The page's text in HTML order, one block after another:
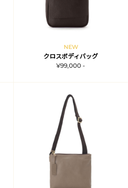
NEW
クロスボディバッグ
¥99,000 -